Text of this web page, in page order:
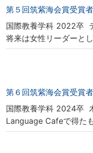
第５回筑紫海会賞受賞
国際教養学科 2022卒
将来は女性リーダーと
第６回筑紫海会賞受賞
国際教養学科 2024卒
Language Cafeで得た